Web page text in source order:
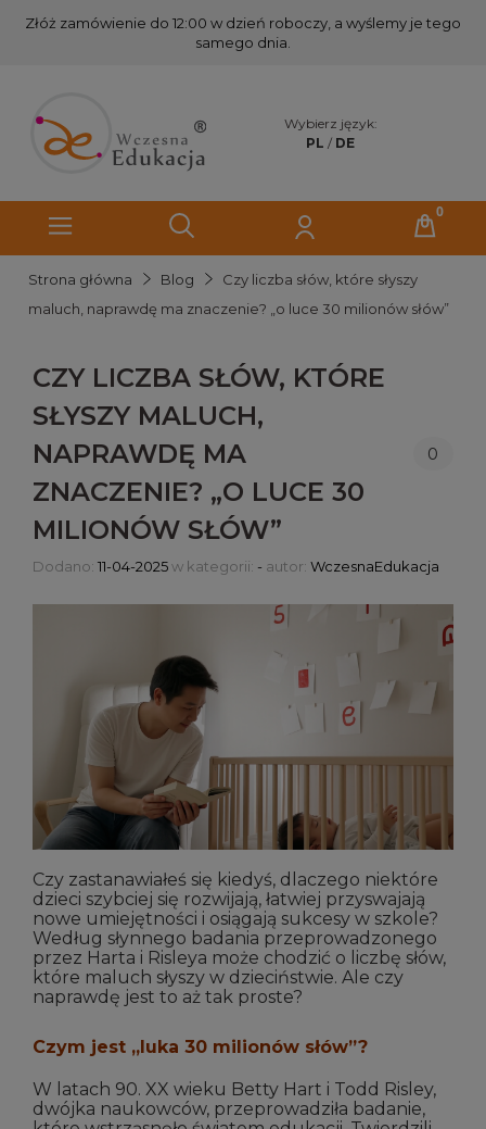
Złóż zamówienie do 12:00 w dzień roboczy, a wyślemy je tego
samego dnia.
Wybierz język:
PL / DE
Strona główna Blog
Czy liczba słów, które słyszy
maluch, naprawdę ma znaczenie? „o luce 30 milionów słów”
CZY LICZBA SŁÓW, KTÓRE
SŁYSZY MALUCH,
NAPRAWDĘ MA
ZNACZENIE? „O LUCE 30
MILIONÓW SŁÓW”
0
Dodano: 11-04-2025w kategorii: - autor: WczesnaEdukacja
Czy zastanawiałeś się kiedyś, dlaczego niektóre
dzieci szybciej się rozwijają, łatwiej przyswajają
nowe umiejętności i osiągają sukcesy w szkole?
Według słynnego badania przeprowadzonego
przez Harta i Risleya może chodzić o liczbę słów,
które maluch słyszy w dzieciństwie. Ale czy
naprawdę jest to aż tak proste?
Czym jest „luka 30 milionów słów”?
W latach 90. XX wieku Betty Hart i Todd Risley,
dwójka naukowców, przeprowadziła badanie,